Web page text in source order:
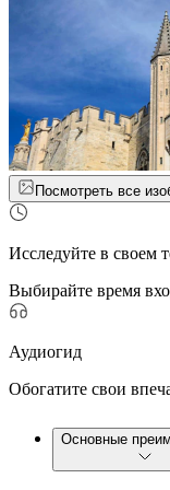
Посмотреть все
Исследуйте в своем
Выбирайте время
Аудиогид
Обогатите свои
Основные